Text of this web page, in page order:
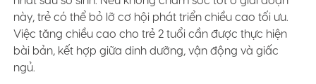
này, trẻ có thể bỏ lỡ cơ hội phát triển chiều cao tối ưu.
Việc tăng chiều cao cho trẻ 2 tuổi cần được thực hiện
bài bản, kết hợp giữa dinh dưỡng, vận động và giấc
ngủ.